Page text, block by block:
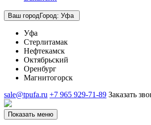
Ваш городГород: Уфа
Уфа
Стерлитамак
Нефтекамск
Октябрьский
Оренбург
Магнитогорск
sale@tpufa.ru +7 965 929-71-89 Заказать
Показать меню